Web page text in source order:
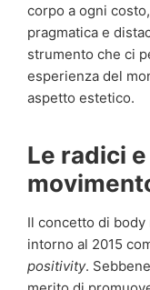
corpo a ogni
pragmatica e
strumento che ci
esperienza del
aspetto estetico.
Le radici
Il concetto di
intorno al 2015
positivity.